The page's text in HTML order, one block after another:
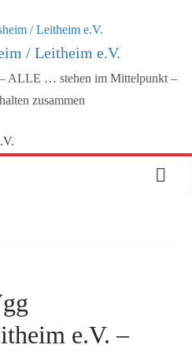
/ Leitheim e.V.
ALLE … stehen im Mittelpunkt –
zusammen
e.V. –